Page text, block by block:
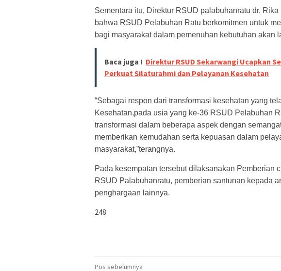
Sementara itu, Direktur RSUD palabuhanratu dr.
bahwa RSUD Pelabuhan Ratu berkomitmen untuk
bagi masyarakat dalam pemenuhan kebutuhan akan
Baca juga ! Direktur RSUD Sekarwangi Ucapkan
Perkuat Silaturahmi dan Pelayanan Kesehatan
“Sebagai respon dari transformasi kesehatan yang
Kesehatan,pada usia yang ke-36 RSUD Pelabuhan
transformasi dalam beberapa aspek dengan
memberikan kemudahan serta kepuasan dalam
masyarakat,”terangnya.
Pada kesempatan tersebut dilaksanakan Pemberian
RSUD Palabuhanratu, pemberian santunan kepada
penghargaan lainnya.
248
Navigasi
Pos sebelumnya